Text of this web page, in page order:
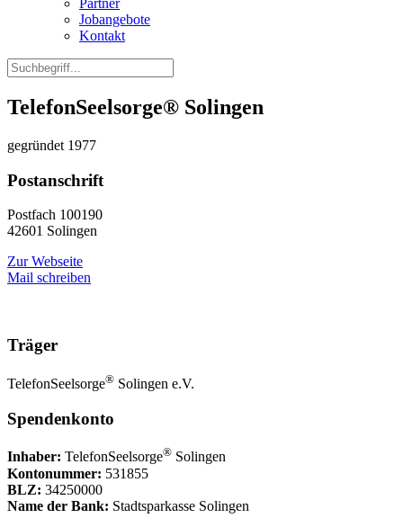
Partner
Jobangebote
Kontakt
TelefonSeelsorge® Solingen
gegründet 1977
Postanschrift
Postfach 100190
42601 Solingen
Zur Webseite
Mail schreiben
Träger
TelefonSeelsorge® Solingen e.V.
Spendenkonto
Inhaber: TelefonSeelsorge® Solingen
Kontonummer: 531855
BLZ: 34250000
Name der Bank: Stadtsparkasse Solingen